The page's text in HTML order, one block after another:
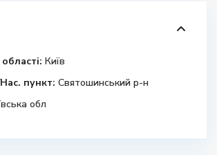
Київ
пункт: Святошинський р-н
обл